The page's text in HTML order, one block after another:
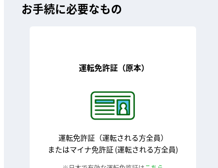
お手続に必要なもの
運転免許証（原本）
運転免許証（運転される方全員）
またはマイナ免許証 (運転される方全員)